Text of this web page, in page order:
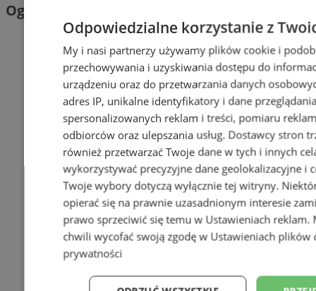
Ogłoszenia
Odpowiedzialne korzystanie z
My i nasi partnerzy używamy plików cookie i
przechowywania i uzyskiwania dostępu do
urządzeniu oraz do przetwarzania danych
adres IP, unikalne identyfikatory i dane
spersonalizowanych reklam i treści, pomiaru
odbiorców oraz ulepszania usług. Dostawcy stron
również przetwarzać Twoje dane w tych i innych
wykorzystywać precyzyjne dane geolokalizacyjne i
Twoje wybory dotyczą wyłącznie tej witryny.
opierać się na prawnie uzasadnionym interesie
prawo sprzeciwić się temu w Ustawieniach reklam.
chwili wycofać swoją zgodę w Ustawieniach plików
prywatności